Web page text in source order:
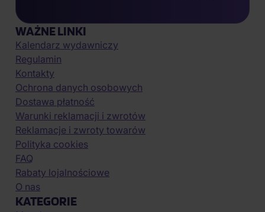
WAŻNE LINKI
Kalendarz wydawniczy
Regulamin
Kontakty
Ochrona danych osobowych
Dostawa płatność
Warunki reklamacji i zwrotów
Reklamacje i zwroty towarów
Polityka cookies
FAQ
Rabaty lojalnościowe
O nas
KATEGORIE